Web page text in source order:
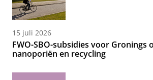
15 juli 2026
FWO-SBO-subsidies voor Gronings
nanoporiën en recycling